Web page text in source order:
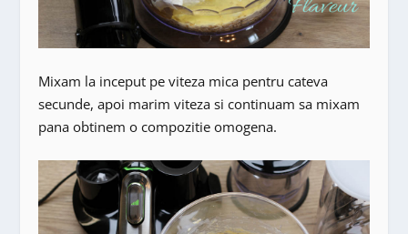
Mixam la inceput pe viteza mica pentru cateva
secunde, apoi marim viteza si continuam sa mixam
pana obtinem o compozitie omogena.